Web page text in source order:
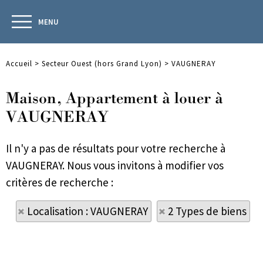
MENU
Accueil > Secteur Ouest (hors Grand Lyon) > VAUGNERAY
Maison, Appartement à louer à
VAUGNERAY
Il n'y a pas de résultats pour votre recherche à
VAUGNERAY. Nous vous invitons à modifier vos
critères de recherche :
Localisation : VAUGNERAY 2 Types de biens